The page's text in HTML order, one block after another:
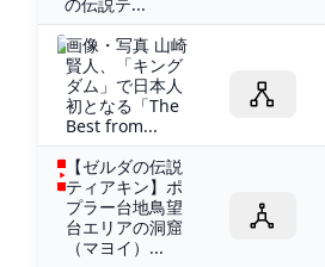
画像・写真 山崎
賢人、「キング
ダム」で日本人
初となる「The
Best from...
【ゼルダの伝説
ティアキン】ポ
プラー台地鳥望
台エリアの洞窟
（マヨイ）...